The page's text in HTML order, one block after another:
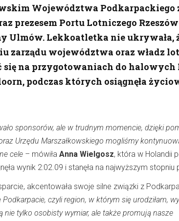
Województwa Podkarpackiego
prezesem Portu Lotniczego
Ulmów. Lekkoatletka nie ukrywała,
zarządu województwa oraz władz
się na przygotowaniach do halowych
podczas których osiągnęła
sponsorów, ale w trudnym momencie, dzięki
Urzędu Marszałkowskiego mogliśmy
cele – mówiła Anna Wielgosz, która w Holandii
wynik 2:02.09 i stanęła na najwyższym stopniu
akcentowała swoje silne związki z
czyli region, w którym się urodziłam,
nie tylko osobisty wymiar, ale także promują nasze